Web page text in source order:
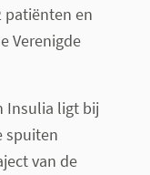
patiënten en
Verenigde
Insulia ligt bij
spuiten
van de